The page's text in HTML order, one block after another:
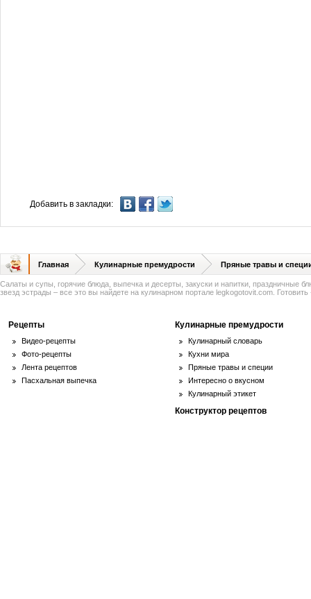
Добавить в закладки:
Главная Кулинарные премудрости Пряные травы и
Салаты и супы, горячие блюда, выпечка и десерты, закуски и напитки, праздничные
звезд эстрады – все это вы найдете на кулинарном портале legkogotovit.com. Готовить
Рецепты
Видео-рецепты
Фото-рецепты
Лента рецептов
Пасхальная выпечка
Кулинарные премудрости
Кулинарный словарь
Кухни мира
Пряные травы и специи
Интересно о вкусном
Кулинарный этикет
Конструктор рецептов